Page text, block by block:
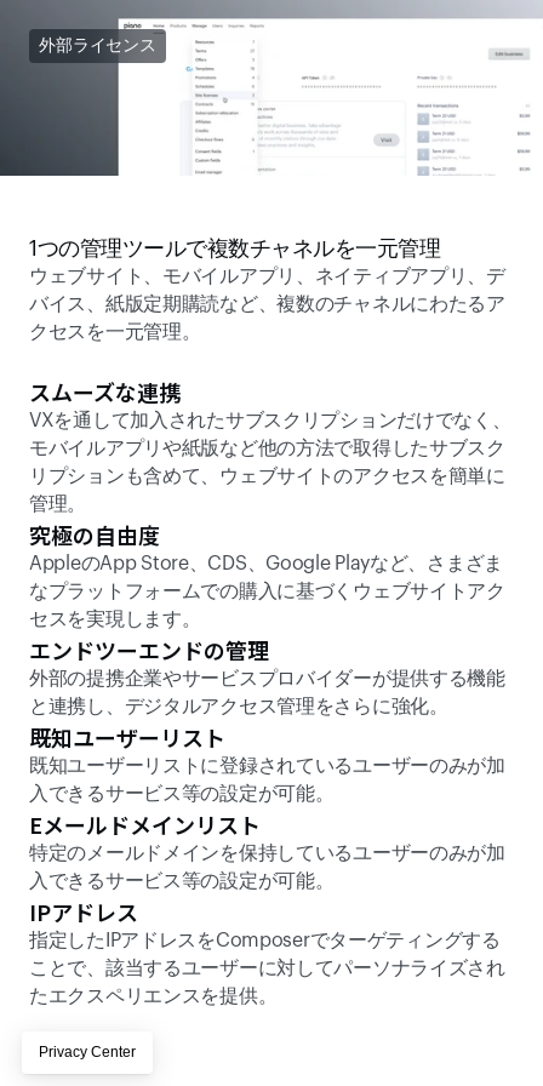
外部ライセンス
1つの管理ツールで複数チャネルを一元管理
ウェブサイト、モバイルアプリ、ネイティブアプリ、デ
バイス、紙版定期購読など、複数のチャネルにわたるア
クセスを一元管理。
スムーズな連携
VXを通して加入されたサブスクリプションだけでなく、
モバイルアプリや紙版など他の方法で取得したサブスク
リプションも含めて、ウェブサイトのアクセスを簡単に
管理。
究極の自由度
AppleのApp Store、CDS、Google Playなど、さまざま
なプラットフォームでの購入に基づくウェブサイトアク
セスを実現します。
エンドツーエンドの管理
外部の提携企業やサービスプロバイダーが提供する機能
と連携し、デジタルアクセス管理をさらに強化。
既知ユーザーリスト
既知ユーザーリストに登録されているユーザーのみが加
入できるサービス等の設定が可能。
Eメールドメインリスト
特定のメールドメインを保持しているユーザーのみが加
入できるサービス等の設定が可能。
IPアドレス
指定したIPアドレスをComposerでターゲティングする
ことで、該当するユーザーに対してパーソナライズされ
たエクスペリエンスを提供。